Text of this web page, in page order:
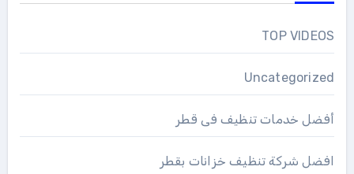
TOP VIDEOS
Uncategorized
أفضل خدمات تنظيف فى قطر
افضل شركة تنظيف خزانات بقطر